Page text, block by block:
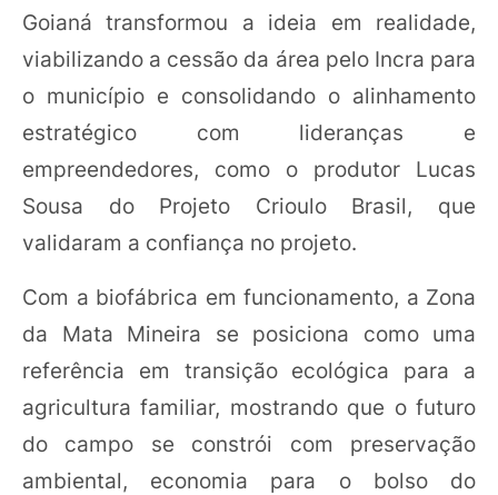
Goianá transformou a ideia em realidade,
viabilizando a cessão da área pelo Incra para
o município e consolidando o alinhamento
estratégico com lideranças e
empreendedores, como o produtor Lucas
Sousa do Projeto Crioulo Brasil, que
validaram a confiança no projeto.
Com a biofábrica em funcionamento, a Zona
da Mata Mineira se posiciona como uma
referência em transição ecológica para a
agricultura familiar, mostrando que o futuro
do campo se constrói com preservação
ambiental, economia para o bolso do